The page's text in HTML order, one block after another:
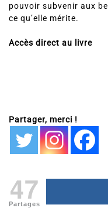
pouvoir subvenir aux
ce qu’elle mérite.
Accès direct au livre
Partager, merci !
47
Partages